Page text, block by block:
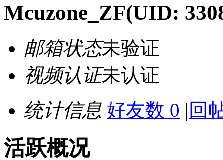
Mcuzone_ZF(UID:
邮箱状态未验证
视频认证未认证
统计信息 好友数 0 | 回
活跃概况